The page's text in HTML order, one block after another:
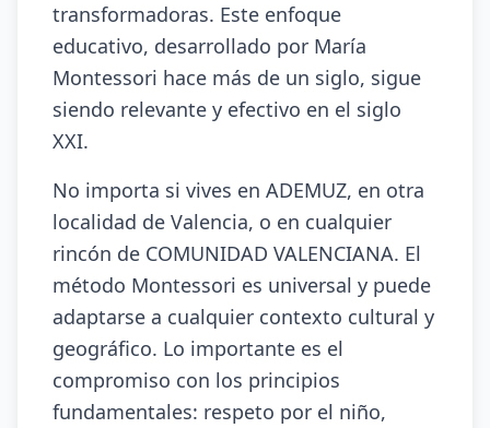
transformadoras. Este enfoque
educativo, desarrollado por María
Montessori hace más de un siglo, sigue
siendo relevante y efectivo en el siglo
XXI.
No importa si vives en ADEMUZ, en otra
localidad de Valencia, o en cualquier
rincón de COMUNIDAD VALENCIANA. El
método Montessori es universal y puede
adaptarse a cualquier contexto cultural y
geográfico. Lo importante es el
compromiso con los principios
fundamentales: respeto por el niño,